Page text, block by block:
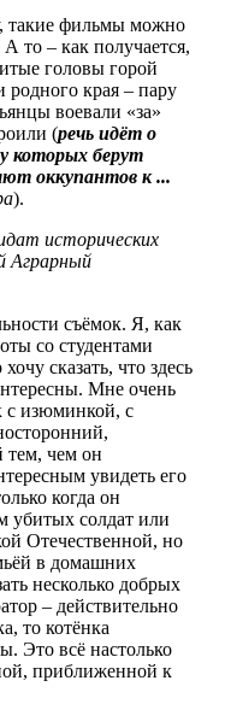
такие фильмы можно
то – как получается,
головы горой
края – пару
воевали «за»
(речь идёт о
которых берут
оккупантов к ...
).
исторических
Аграрный
съёмок. Я, как
со студентами
сказать, что здесь
Мне очень
с изюминкой, с
чем он
увидеть его
когда он
убитых солдат или
Отечественной, но
в домашних
несколько добрых
– действительно
то котёнка
Это всё настолько
приближенной к